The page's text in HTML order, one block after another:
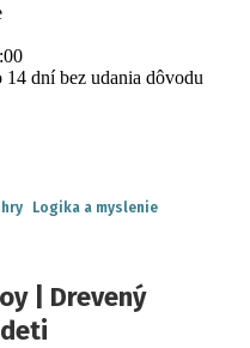
14 dní bez udania dôvodu
Logika a myslenie
| Drevený